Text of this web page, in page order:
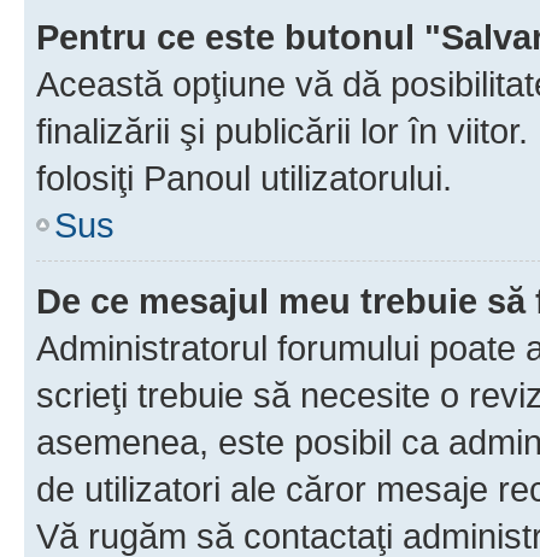
Pentru ce este butonul
Această opţiune vă dă
finalizării şi publicării lor în
folosiţi Panoul utilizatorului.
Sus
De ce mesajul meu trebuie
Administratorul forumului poate
scrieţi trebuie să necesite o
asemenea, este posibil ca
de utilizatori ale căror mesaje
Vă rugăm să contactaţi